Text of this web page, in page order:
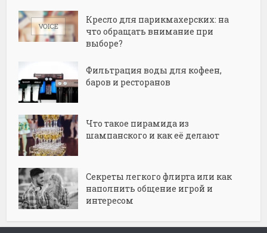
Кресло для парикмахерских: на
что обращать внимание при
выборе?
Фильтрация воды для кофеен,
баров и ресторанов
Что такое пирамида из
шампанского и как её делают
Секреты легкого флирта или как
наполнить общение игрой и
интересом